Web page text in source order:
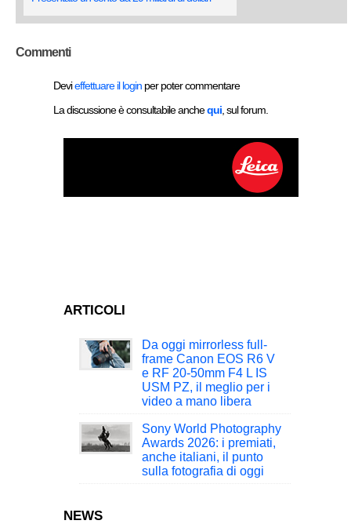
Commenti
Devieffettuare il login per poter commentare
La discussione è consultabile anchequi , sul forum.
ARTICOLI
Da oggi mirrorless full-
frame Canon EOS R6 V
e RF 20-50mm F4 L IS
USM PZ, il meglio per i
video a mano libera
Sony World Photography
Awards 2026: i premiati,
anche italiani, il punto
sulla fotografia di oggi
NEWS